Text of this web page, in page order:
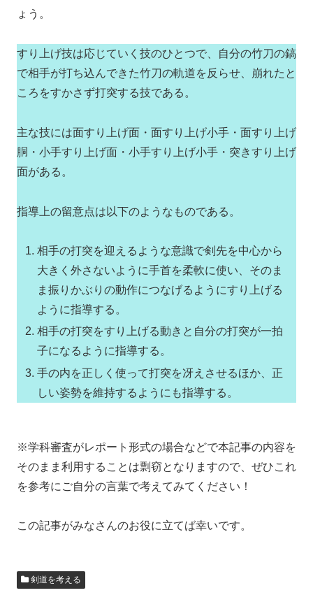
ょう。
すり上げ技は応じていく技のひとつで、自分の竹刀の鎬
で相手が打ち込んできた竹刀の軌道を反らせ、崩れたと
ころをすかさず打突する技である。
主な技には面すり上げ面・面すり上げ小手・面すり上げ
胴・小手すり上げ面・小手すり上げ小手・突きすり上げ
面がある。
指導上の留意点は以下のようなものである。
相手の打突を迎えるような意識で剣先を中心から
大きく外さないように手首を柔軟に使い、そのま
ま振りかぶりの動作につなげるようにすり上げる
ように指導する。
相手の打突をすり上げる動きと自分の打突が一拍
子になるように指導する。
手の内を正しく使って打突を冴えさせるほか、正
しい姿勢を維持するようにも指導する。
※学科審査がレポート形式の場合などで本記事の内容を
そのまま利用することは剽窃となりますので、ぜひこれ
を参考にご自分の言葉で考えてみてください！
この記事がみなさんのお役に立てば幸いです。
剣道を考える